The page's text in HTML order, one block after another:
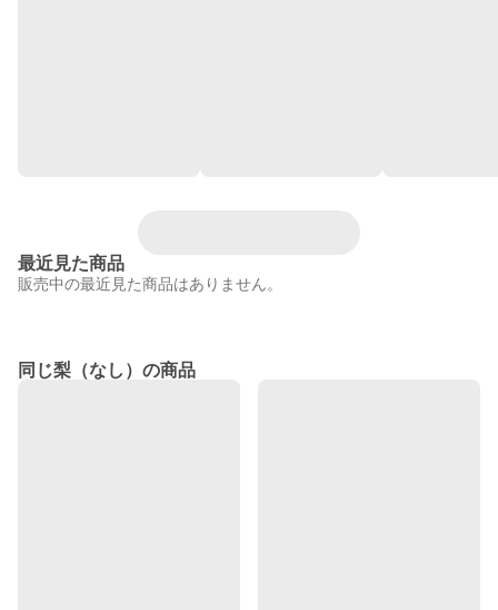
最近見た商品
販売中の最近見た商品はありません。
同じ梨（なし）の商品